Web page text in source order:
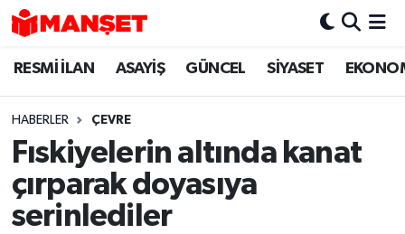
RESMİ İLAN ASAYİŞ GÜNCEL SİYASET
HABERLER ÇEVRE
Fıskiyelerin altında kanat
çırparak doyasıya
serinlediler
Hava Durumu
Trafik Durumu
Süper Lig Puan Durumu ve Fikstür
Tüm Manşetler